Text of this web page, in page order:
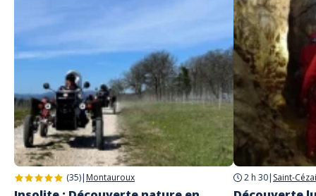
(35)| Montauroux 2 h 30| Saint-